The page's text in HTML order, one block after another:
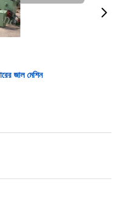
জাল মেশিন